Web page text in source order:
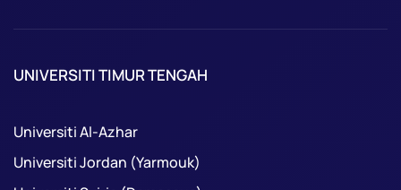
UNIVERSITI TIMUR TENGAH
Universiti Al-Azhar
Universiti Jordan (Yarmouk)